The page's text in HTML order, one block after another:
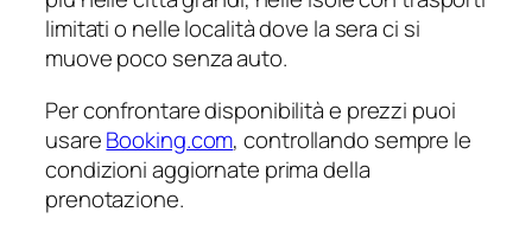
limitati o nelle località dove la sera ci si
muove poco senza auto.
Per confrontare disponibilità e prezzi puoi
usareBooking.com, controllando sempre le
condizioni aggiornate prima della
prenotazione.